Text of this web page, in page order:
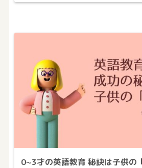
0~3才の英語教育 秘訣は子供の